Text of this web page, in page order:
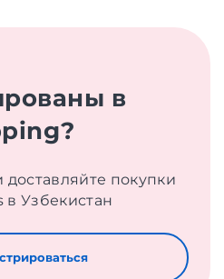
в
доставляйте покупки
в Узбекистан